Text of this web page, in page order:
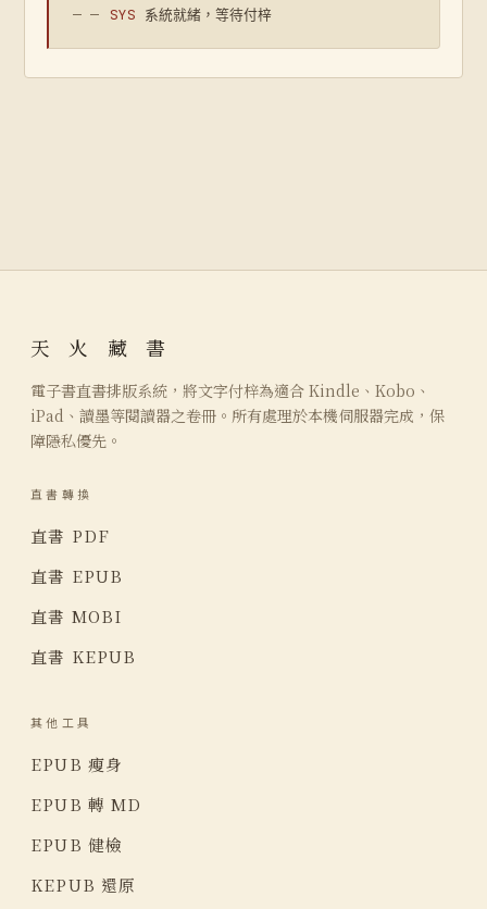
— — SYS 系統就緒，等待付梓
天 火 藏 書
電子書直書排版系統，將文字付梓為適合 Kindle、Kobo、
iPad、讀墨等閱讀器之卷冊。所有處理於本機伺服器完成，保
障隱私優先。
直書轉換
直書 PDF
直書 EPUB
直書 MOBI
直書 KEPUB
其他工具
EPUB 瘦身
EPUB 轉 MD
EPUB 健檢
KEPUB 還原